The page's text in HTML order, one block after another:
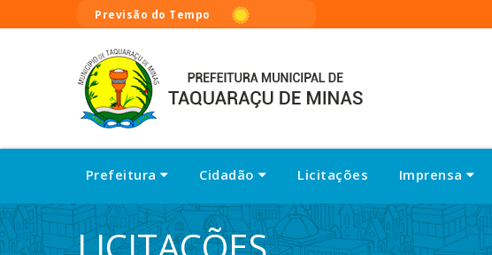
Previsão do Tempo
Prefeitura Cidadão Licitações Imprensa